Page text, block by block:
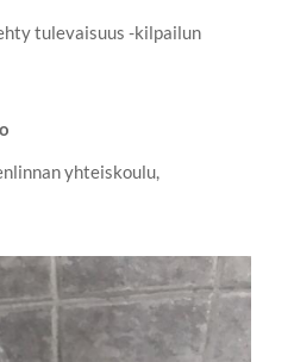
tulevaisuus -kilpailun
yhteiskoulu,